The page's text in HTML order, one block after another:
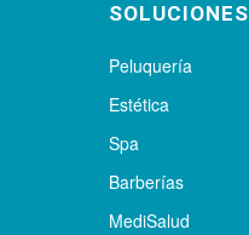
SOLUCIONES
Peluquería
Estética
Spa
Barberías
MediSalud